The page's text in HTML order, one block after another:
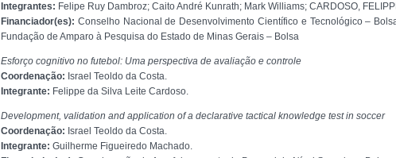
Integrantes: Felipe Ruy Dambroz; Caito André Kunrath; Mark Williams; CARDOSO,
Financiador(es): Conselho Nacional de Desenvolvimento Científico e Tecnológico –
Fundação de Amparo à Pesquisa do Estado de Minas Gerais – Bolsa
Esforço cognitivo no futebol: Uma perspectiva de avaliação e controle
Coordenação: Israel Teoldo da Costa.
Integrante: Felippe da Silva Leite Cardoso.
Development, validation and application of a declarative tactical knowledge test in soccer
Coordenação: Israel Teoldo da Costa.
Integrante: Guilherme Figueiredo Machado.